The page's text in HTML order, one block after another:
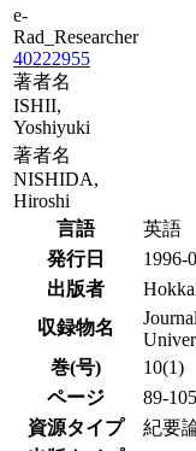
e-
Rad_Researcher
40222955
著者名
ISHII,
Yoshiyuki
著者名
NISHIDA,
Hiroshi
言語
英語
発行日
1996-
出版者
収録物名
巻(号)
10(1)
ページ
89-105
資源タイプ
紀要